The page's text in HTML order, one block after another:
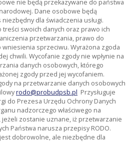
nie będą przekazywane do państwa
Dane osobowe będą
dla świadczenia usługi.
swoich danych oraz prawo ich
przetwarzania, prawo do
sprzeciwu. Wyrażona zgoda
chwili. Wycofanie zgody nie wpłynie na
danych osobowych, którego
zgody przed jej wycofaniem.
na przetwarzanie danych osobowych
rodo@probudpsb.pl Przysługuje
do Prezesa Urzędu Ochrony Danych
nadzorczego właściwego na
zostanie uznane, iż przetwarzanie
Państwa narusza przepisy RODO.
dobrowolne, ale niezbędne dla